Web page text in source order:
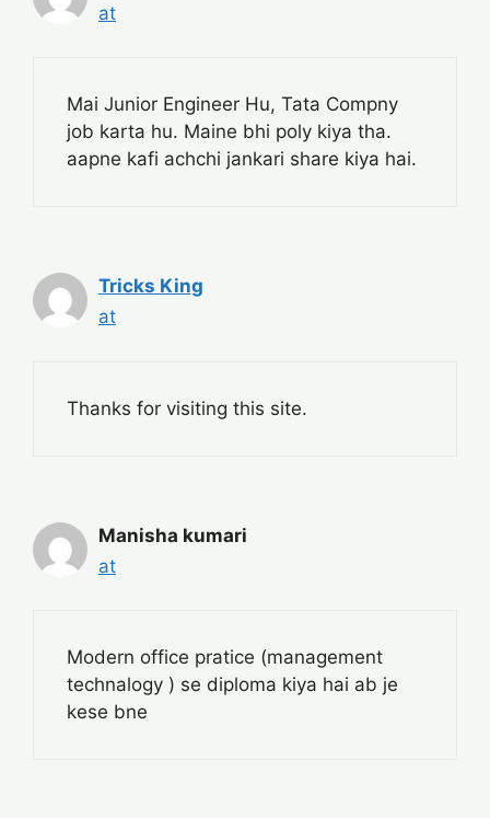
at
Mai Junior Engineer Hu, Tata Compny
job karta hu. Maine bhi poly kiya tha.
aapne kafi achchi jankari share kiya hai.
Tricks King
at
Thanks for visiting this site.
Manisha kumari
at
Modern office pratice (management
technalogy ) se diploma kiya hai ab je
kese bne